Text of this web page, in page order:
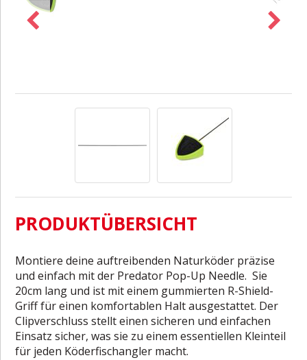
PRODUKTÜBERSICHT
Montiere deine auftreibenden Naturköder präzise
und einfach mit der Predator Pop-Up Needle. Sie
20cm lang und ist mit einem gummierten R-Shield-
Griff für einen komfortablen Halt ausgestattet. Der
Clipverschluss stellt einen sicheren und einfachen
Einsatz sicher, was sie zu einem essentiellen Kleinteil
für jeden Köderfischangler macht.